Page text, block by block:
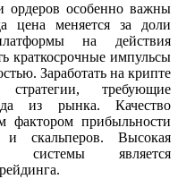
ордеров особенно важны
цена меняется за доли
на действия
краткосрочные импульсы
Заработать на крипте
требующие
из рынка. Качество
фактором прибыльности
и скальперов. Высокая
системы является